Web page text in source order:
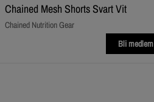
Chained Mesh Shorts Svart Vit
Chained Nutrition Gear
Bli medlem